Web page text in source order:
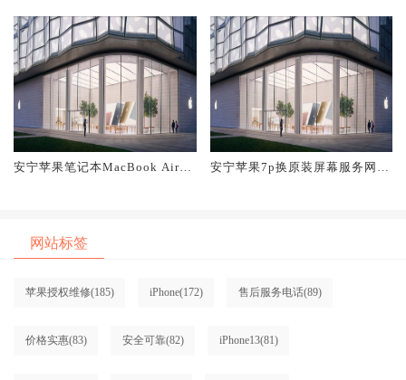
安宁苹果笔记本MacBook Air换
安宁苹果7p换原装屏幕服务网点
网站标签
苹果授权维修(185) iPhone(172) 售后服务电话(89)
价格实惠(83) 安全可靠(82) iPhone13(81)